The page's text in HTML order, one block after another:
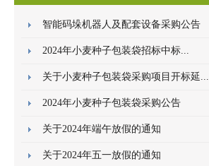
智能码垛机器人及配套设备采购公告
2024年小麦种子包装袋招标中标...
关于小麦种子包装袋采购项目开标延...
2024年小麦种子包装袋采购公告
关于2024年端午放假的通知
关于2024年五一放假的通知